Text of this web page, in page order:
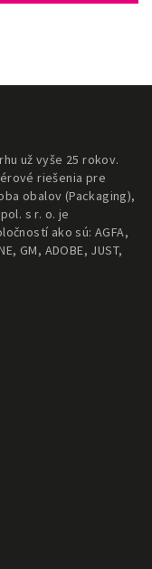
už vyše 25 rokov.
riešenia pre
obalov (Packaging),
s r. o. je
ako sú: AGFA,
GM, ADOBE, JUST,